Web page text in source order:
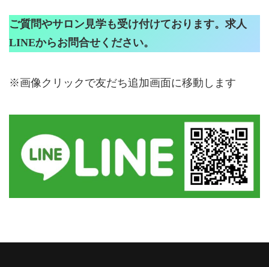
ご質問やサロン見学も受け付けております。求人
LINEからお問合せください。
※画像クリックで友だち追加画面に移動します